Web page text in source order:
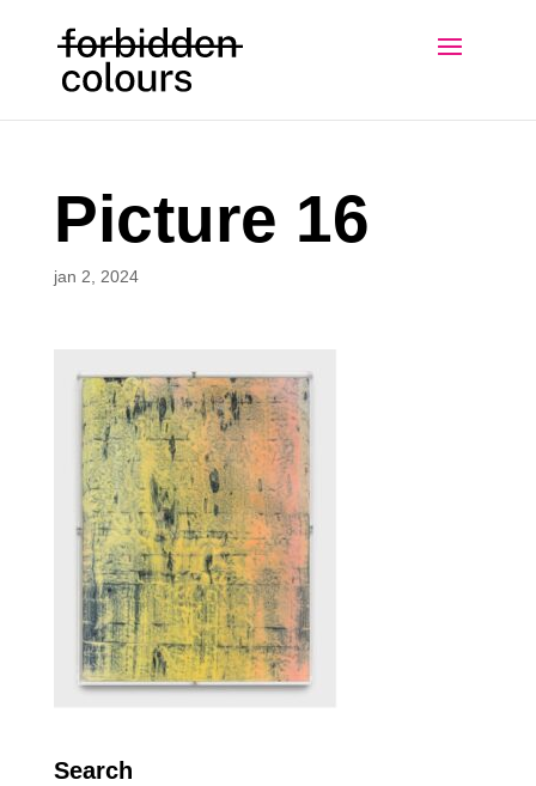
Picture 16
jan 2, 2024
Search